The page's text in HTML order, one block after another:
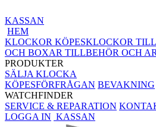
KASSAN
HEM
KLOCKOR KÖPESKLOCKOR
OCH BOXAR TILLBEHÖR OCH
PRODUKTER
SÄLJA KLOCKA
KÖPESFÖRFRÅGAN BEVAKNING
WATCHFINDER
SERVICE & REPARATION
LOGGA IN KASSAN